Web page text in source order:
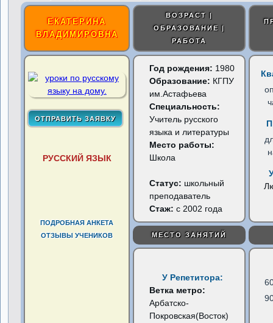
ЕКАТЕРИНА
ВЛАДИМИРОВНА
ВОЗРАСТ |
ОБРАЗОВАНИЕ |
РАБОТА
РУССКИЙ ЯЗЫК
ПОДРОБНАЯ АНКЕТА
ОТЗЫВЫ УЧЕНИКОВ
Год рождения: 1980
Образование: КГПУ
им.Астафьева
Специальность:
Учитель русского
языка и литературы
Место работы:
Школа
Статус: школьный
преподаватель
Стаж: с 2002 года
МЕСТО ЗАНЯТИЙ
У Репетитора:
Ветка метро:
Арбатско-
Покровская(Восток)